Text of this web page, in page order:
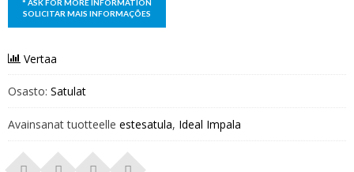
Vertaa
Osasto: Satulat
Avainsanat tuotteelle estesatula, Ideal Impala